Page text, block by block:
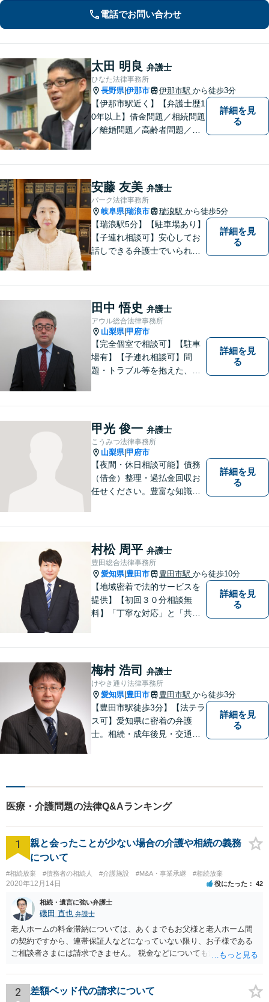
も、ぜひご相談ください。
電話でお問い合わせ
太田 明良 弁護士
ひなた法律事務所
長野県|伊那市 伊那市駅 から徒歩3分
【伊那市駅近く】【弁護士歴1
0年以上】借金問題／相続問題
／離婚問題／高齢者問題／相
根ざした弁護士】もし何かお
困りな事がございましたらお
気軽にご相談ください。
詳細を見
る
安藤 友美 弁護士
パーク法律事務所
岐阜県|瑞浪市 瑞浪駅 から徒歩5分
【瑞浪駅5分】【駐車場あり】
【子連れ相談可】安心してお
話しできる弁護士でいられる
ます。より良い解決ができる
ようサポートしたいと考えて
おります。
詳細を見
る
田中 悟史 弁護士
アウル総合法律事務所
山梨県|甲府市
【完全個室で相談可】【駐車
場有】【子連れ相談可】問
題・トラブル等を抱えた、ま
談ください。 法的な観点から
分析し、解決に向けてどのよ
うな方法・手段を取ることが
良いのか等を助言させていた
だきます。
詳細を見
る
甲光 俊一 弁護士
こうみつ法律事務所
山梨県|甲府市
【夜間・休日相談可能】債務
（借金）整理・過払金回収お
任せください。豊富な知識・
ます。
詳細を見
る
村松 周平 弁護士
豊田総合法律事務所
愛知県| 豊田市 豊田市駅 から徒歩10分
【地域密着で法的サービスを
提供】【初回３０分相談無
料】「丁寧な対応」と「共
詳細を見
る
梅村 浩司 弁護士
けやき通り法律事務所
愛知県| 豊田市 豊田市駅 から徒歩3分
【豊田市駅徒歩3分】【法テラ
ス可】愛知県に密着の弁護
士。相続・成年後見・交通事
談ください。【駐車場あり】
詳細を見
る
医療・介護問題の法律Q&Aランキング
1
親と会ったことが少ない場合の介護や相続の義務
について
#相続放棄 #債務者の相続人 #介護施設 #M&A・事業承継 #相続放棄
2020年12月14日 役にたった 42
相続・遺言に強い弁護士
磯田 直也 弁護士
老人ホームの料金滞納については、あくまでもお父様と老人ホーム間
の契約ですから、連帯保証人などになっていない限り、お子様である
ご相談者さまには請求できません。 税金などについても滞納している
護受給の際に扶養できないかという連絡が役所から来ますが、できな
い旨回答すればそれまでです。 相続が開始した場合については先述の
2 差額ベッド代の請求について